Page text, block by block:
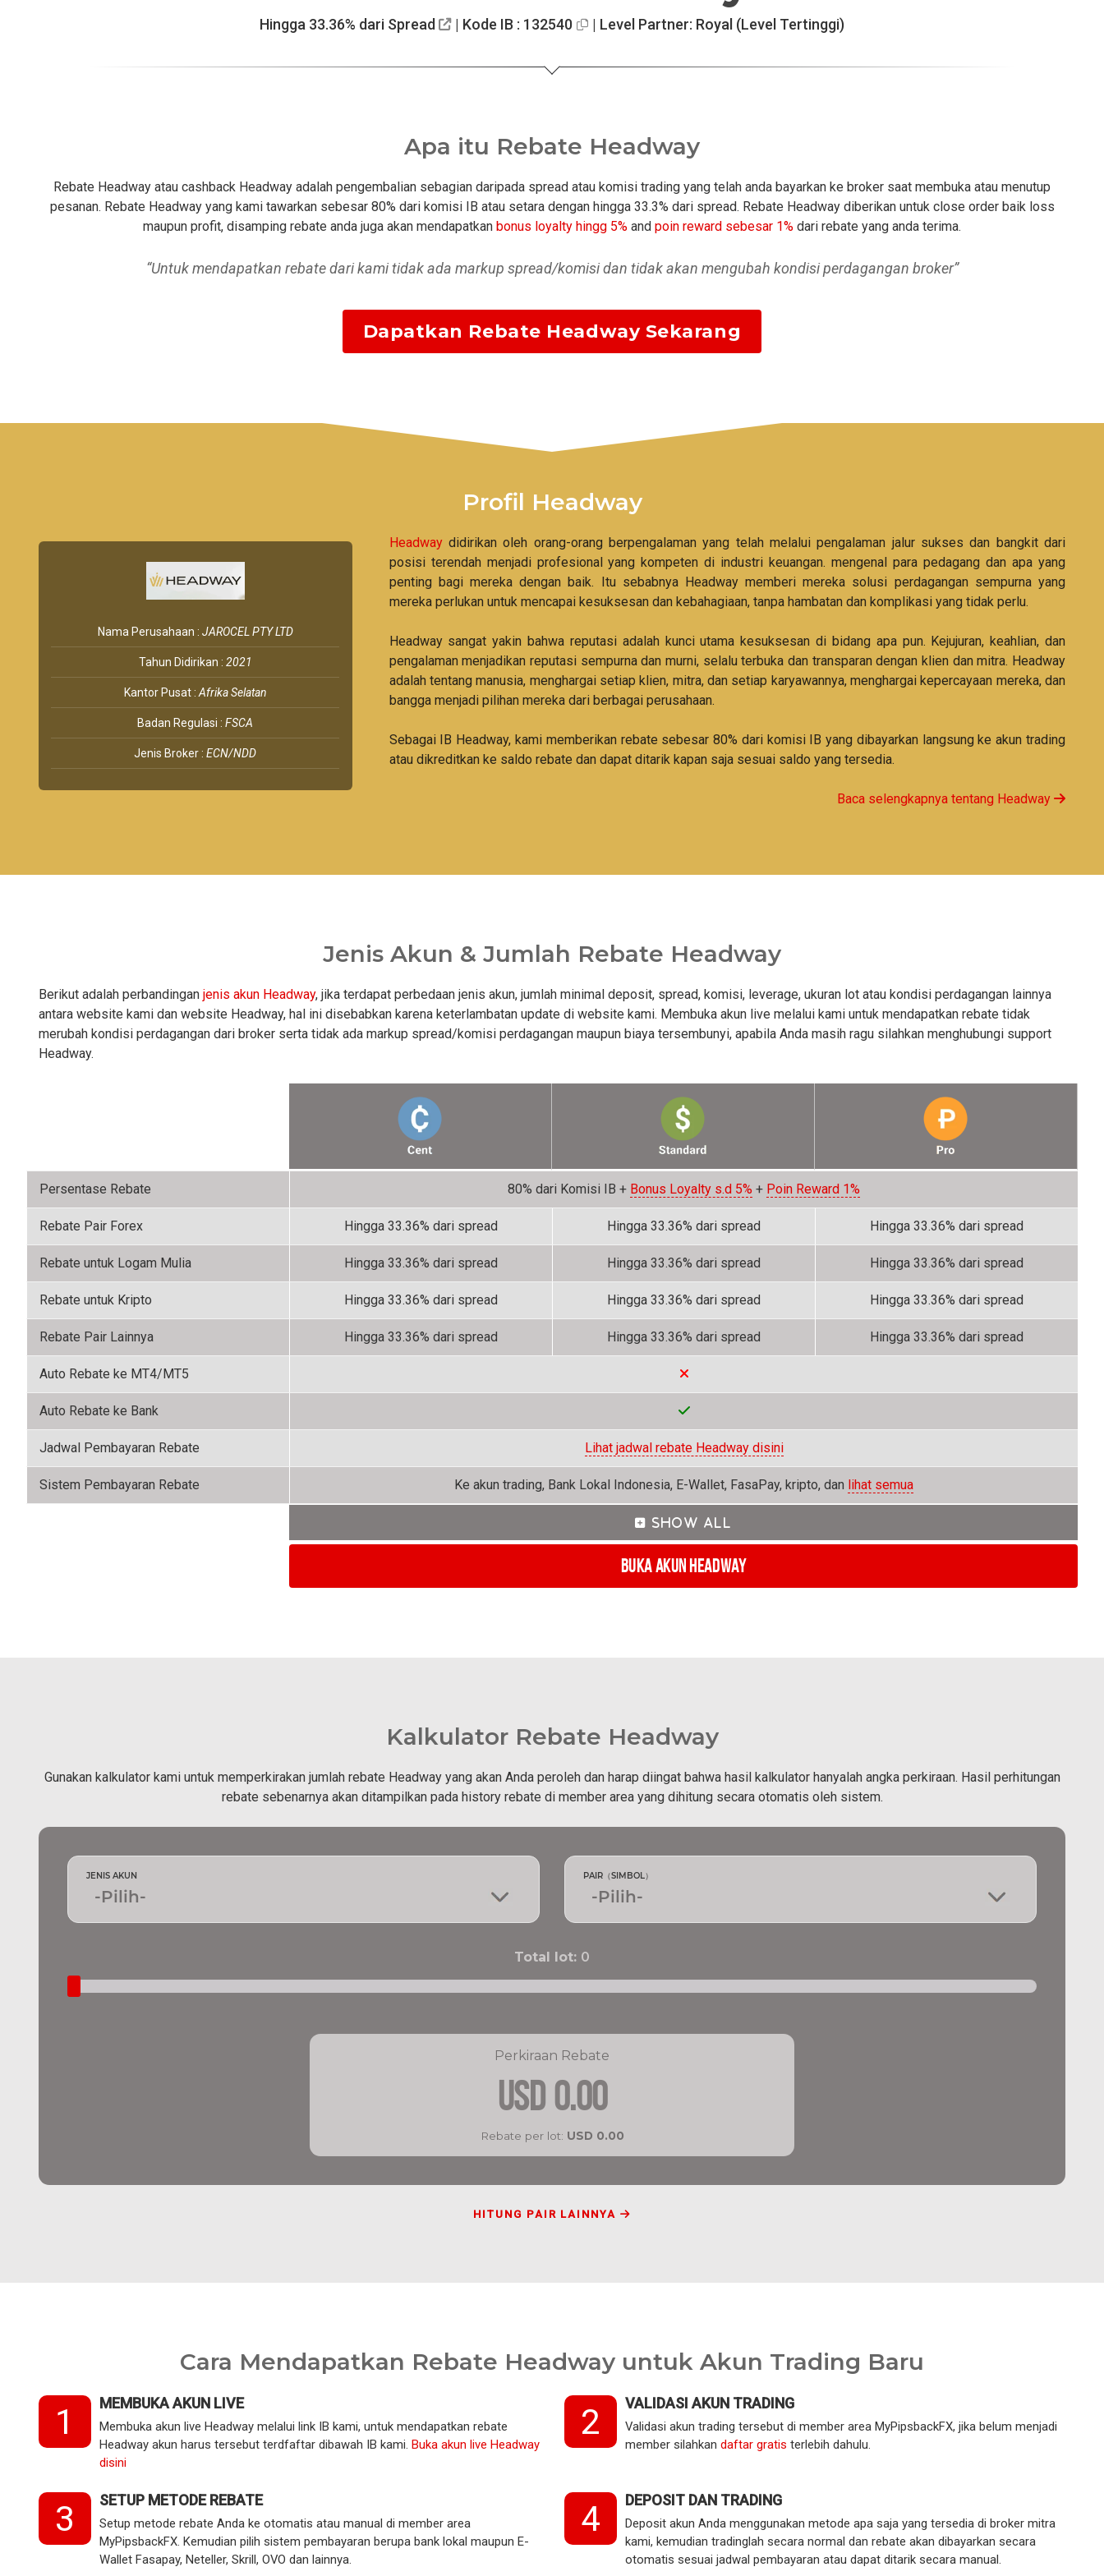
Hingga 33.36% dari Spread | Kode IB : 132540 | Level Partner: Royal (Level Tertinggi)
Apa itu Rebate Headway
Rebate Headway atau cashback Headway adalah pengembalian sebagian daripada spread atau komisi trading yang telah anda bayarkan ke broker saat membuka atau menutup
pesanan. Rebate Headway yang kami tawarkan sebesar 80% dari komisi IB atau setara dengan hingga 33.3% dari spread. Rebate Headway diberikan untuk close order baik loss
maupun profit, disamping rebate anda juga akan mendapatkan bonus loyalty hingg 5% and poin reward sebesar 1% dari rebate yang anda terima.
“Untuk mendapatkan rebate dari kami tidak ada markup spread/komisi dan tidak akan mengubah kondisi perdagangan broker”
Dapatkan Rebate Headway Sekarang
Profil Headway
Nama Perusahaan : JAROCEL PTY LTD
Tahun Didirikan : 2021
Kantor Pusat :Afrika Selatan
Badan Regulasi : FSCA
Jenis Broker : ECN/NDD
Headwaydidirikan oleh orang-orang berpengalaman yang telah melalui pengalaman jalur sukses dan bangkit dari
posisi terendah menjadi profesional yang kompeten di industri keuangan. mengenal para pedagang dan apa yang
penting bagi mereka dengan baik. Itu sebabnya Headway memberi mereka solusi perdagangan sempurna yang
mereka perlukan untuk mencapai kesuksesan dan kebahagiaan, tanpa hambatan dan komplikasi yang tidak perlu.
Headway sangat yakin bahwa reputasi adalah kunci utama kesuksesan di bidang apa pun. Kejujuran, keahlian, dan
pengalaman menjadikan reputasi sempurna dan murni, selalu terbuka dan transparan dengan klien dan mitra. Headway
adalah tentang manusia, menghargai setiap klien, mitra, dan setiap karyawannya, menghargai kepercayaan mereka, dan
bangga menjadi pilihan mereka dari berbagai perusahaan.
Sebagai IB Headway, kami memberikan rebate sebesar 80% dari komisi IB yang dibayarkan langsung ke akun trading
atau dikreditkan ke saldo rebate dan dapat ditarik kapan saja sesuai saldo yang tersedia.
Baca selengkapnya tentang Headway
Jenis Akun & Jumlah Rebate Headway
Berikut adalah perbandingan jenis akun Headway, jika terdapat perbedaan jenis akun, jumlah minimal deposit, spread, komisi, leverage, ukuran lot atau kondisi perdagangan lainnya
antara website kami dan website Headway, hal ini disebabkan karena keterlambatan update di website kami. Membuka akun live melalui kami untuk mendapatkan rebate tidak
merubah kondisi perdagangan dari broker serta tidak ada markup spread/komisi perdagangan maupun biaya tersembunyi, apabila Anda masih ragu silahkan menghubungi support
Headway.
Persentase Rebate 80% dari Komisi IB + Bonus Loyalty s.d 5% + Poin Reward 1%
Rebate Pair Forex Hingga 33.36% dari spread Hingga 33.36% dari spread Hingga 33.36% dari spread
Rebate untuk Logam Mulia Hingga 33.36% dari spread Hingga 33.36% dari spread Hingga 33.36% dari spread
Rebate untuk Kripto Hingga 33.36% dari spread Hingga 33.36% dari spread Hingga 33.36% dari spread
Rebate Pair Lainnya Hingga 33.36% dari spread Hingga 33.36% dari spread Hingga 33.36% dari spread
Auto Rebate ke MT4/MT5
Auto Rebate ke Bank
Jadwal Pembayaran Rebate Lihat jadwal rebate Headway disini
Sistem Pembayaran Rebate Ke akun trading, Bank Lokal Indonesia, E-Wallet, FasaPay, kripto, dan lihat semua
Buka Akun Headway
Kalkulator Rebate Headway
Gunakan kalkulator kami untuk memperkirakan jumlah rebate Headway yang akan Anda peroleh dan harap diingat bahwa hasil kalkulator hanyalah angka perkiraan. Hasil perhitungan
rebate sebenarnya akan ditampilkan pada history rebate di member area yang dihitung secara otomatis oleh sistem.
JENIS AKUN PAIR（SIMBOL）
Total lot: 0
Perkiraan Rebate
USD 0.00
Rebate per lot: USD 0.00
HITUNG PAIR LAINNYA
Cara Mendapatkan Rebate Headway untuk Akun Trading Baru
1 MEMBUKA AKUN LIVE
Membuka akun live Headway melalui link IB kami, untuk mendapatkan rebate
Headway akun harus tersebut terdfaftar dibawah IB kami. Buka akun live Headway
disini
2 VALIDASI AKUN TRADING
Validasi akun trading tersebut di member area MyPipsbackFX, jika belum menjadi
member silahkan daftar gratis terlebih dahulu.
3 SETUP METODE REBATE
Setup metode rebate Anda ke otomatis atau manual di member area
MyPipsbackFX. Kemudian pilih sistem pembayaran berupa bank lokal maupun E-
Wallet Fasapay, Neteller, Skrill, OVO dan lainnya.
4 DEPOSIT DAN TRADING
Deposit akun Anda menggunakan metode apa saja yang tersedia di broker mitra
kami, kemudian tradinglah secara normal dan rebate akan dibayarkan secara
otomatis sesuai jadwal pembayaran atau dapat ditarik secara manual.